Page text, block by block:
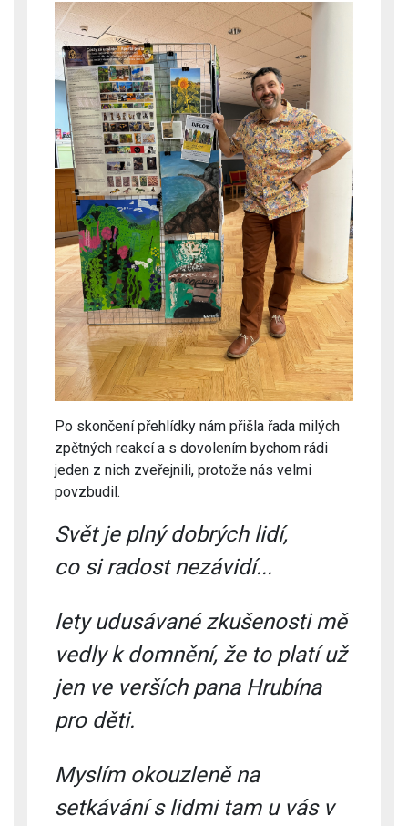
Po skončení přehlídky nám přišla řada milých
zpětných reakcí a s dovolením bychom rádi
jeden z nich zveřejnili, protože nás velmi
povzbudil.
Svět je plný dobrých lidí,
co si radost nezávidí...
lety udusávané zkušenosti mě
vedly k domnění, že to platí už
jen ve verších pana Hrubína
pro děti.
Myslím okouzleně na
setkávání s lidmi tam u vás v